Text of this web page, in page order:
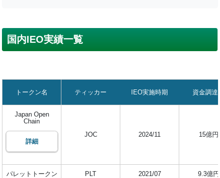
国内IEO実績一覧
トークン名 ティッカー IEO実施時期 資金調達
Japan Open
Chain
詳細
JOC 2024/11 15億円
パレットトークン PLT 2021/07 9.3億円